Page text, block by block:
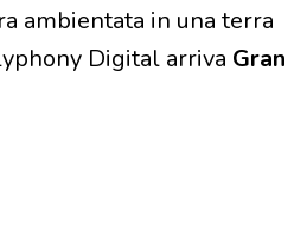
ambientata in una terra
Digital arriva Gran